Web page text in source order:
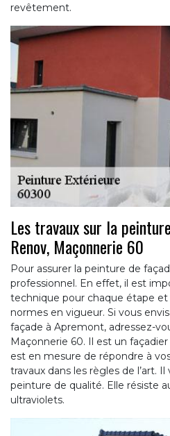
revêtement.
Les travaux sur la
Renov, Maçonnerie 60
Pour assurer la peinture de
professionnel. En effet, il est
technique pour chaque étape
normes en vigueur. Si vous
façade à Apremont, adressez-
Maçonnerie 60. Il est un
est en mesure de répondre à
travaux dans les règles de l’art.
peinture de qualité. Elle résiste
ultraviolets.